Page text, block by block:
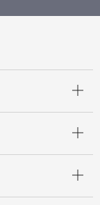
遊べないのです